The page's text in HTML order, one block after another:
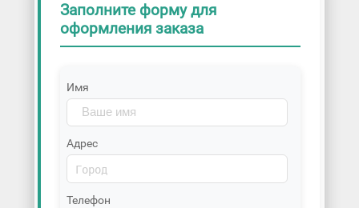
Заполните форму для
оформления заказа
Имя
Адрес
Телефон